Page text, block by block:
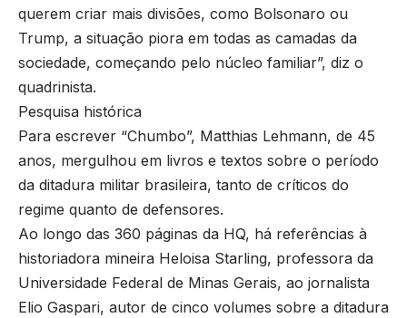
querem criar mais divisões, como Bolsonaro ou
Trump, a situação piora em todas as camadas da
sociedade, começando pelo núcleo familiar”, diz o
quadrinista.
Pesquisa histórica
Para escrever “Chumbo”, Matthias Lehmann, de 45
anos, mergulhou em livros e textos sobre o período
da ditadura militar brasileira, tanto de críticos do
regime quanto de defensores.
Ao longo das 360 páginas da HQ, há referências à
historiadora mineira Heloisa Starling, professora da
Universidade Federal de Minas Gerais, ao jornalista
Elio Gaspari, autor de cinco volumes sobre a ditadura